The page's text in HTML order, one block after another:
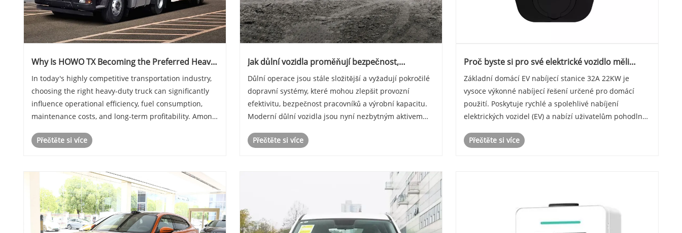
Why Is HOWO TX Becoming the Preferred Heavy-
Transportation Businesses
In today's highly competitive transportation industry,
choosing the right heavy-duty truck can significantly
influence operational efficiency, fuel consumption,
maintenance costs, and long-term profitability. Among
has rapidly emerged as one of the m......
Přečtěte si více
Jak důlní vozidla proměňují bezpečnost,
provozech
Důlní operace jsou stále složitější a vyžadují pokročilé
dopravní systémy, které mohou zlepšit provozní
efektivitu, bezpečnost pracovníků a výrobní kapacitu.
Moderní důlní vozidla jsou nyní nezbytným aktivem
světě. Od přepravy pracovníků a materiálů a......
Přečtěte si více
Proč byste si pro své elektrické vozidlo měli
elektromobily 32A 22KW
Základní domácí EV nabíjecí stanice 32A 22KW je
vysoce výkonné nabíjecí řešení určené pro domácí
použití. Poskytuje rychlé a spolehlivé nabíjení
elektrických vozidel (EV) a nabízí uživatelům pohodlný
V tomto blogu prozkoumáme funkce, výhody a ú......
Přečtěte si více